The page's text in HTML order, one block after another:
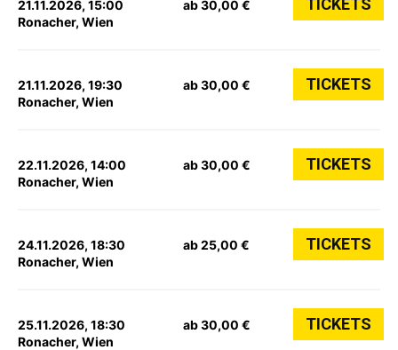
21.11.2026, 15:00
Ronacher, Wien
ab 30,00 € TICKETS
21.11.2026, 19:30
Ronacher, Wien
ab 30,00 € TICKETS
22.11.2026, 14:00
Ronacher, Wien
ab 30,00 € TICKETS
24.11.2026, 18:30
Ronacher, Wien
ab 25,00 € TICKETS
25.11.2026, 18:30
Ronacher, Wien
ab 30,00 € TICKETS